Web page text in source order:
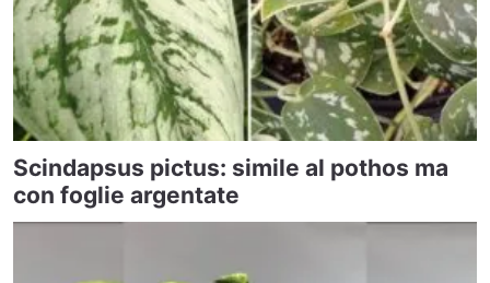
Scindapsus pictus: simile al pothos ma
con foglie argentate